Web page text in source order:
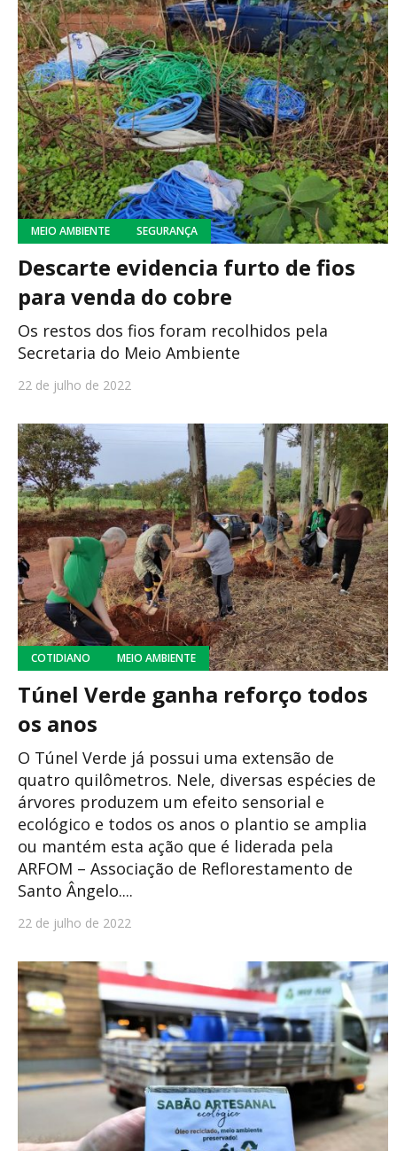
MEIO AMBIENTE SEGURANÇA
Descarte evidencia furto de fios
para venda do cobre
Os restos dos fios foram recolhidos pela
Secretaria do Meio Ambiente
22 de julho de 2022
COTIDIANO MEIO AMBIENTE
Túnel Verde ganha reforço todos
os anos
O Túnel Verde já possui uma extensão de
quatro quilômetros. Nele, diversas espécies de
árvores produzem um efeito sensorial e
ecológico e todos os anos o plantio se amplia
ou mantém esta ação que é liderada pela
ARFOM – Associação de Reflorestamento de
Santo Ângelo....
22 de julho de 2022